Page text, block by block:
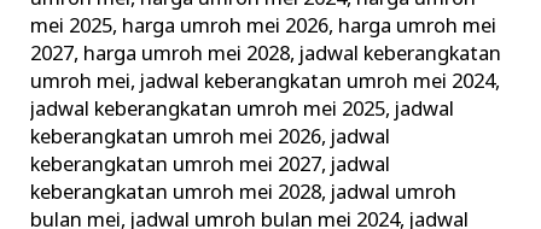
mei 2025, harga umroh mei 2026, harga umroh mei
2027, harga umroh mei 2028, jadwal keberangkatan
umroh mei, jadwal keberangkatan umroh mei 2024,
jadwal keberangkatan umroh mei 2025, jadwal
keberangkatan umroh mei 2026, jadwal
keberangkatan umroh mei 2027, jadwal
keberangkatan umroh mei 2028, jadwal umroh
bulan mei, jadwal umroh bulan mei 2024, jadwal